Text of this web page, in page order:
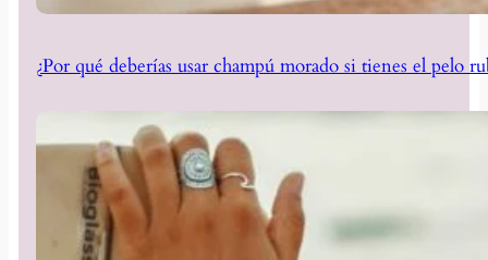
¿Por qué deberías usar champú morado si tienes el pelo